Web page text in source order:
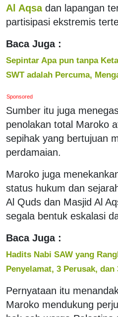
Al Aqsa dan lapangan
partisipasi ekstremis
Baca Juga :
Sepintar Apa pun tanpa
SWT adalah Percuma,
Sponsored
Sumber itu juga
penolakan total Maroko
sepihak yang bertujuan
perdamaian.
Maroko juga
status hukum dan
Al Quds dan Masjid Al
segala bentuk eskalasi
Baca Juga :
Hadits Nabi SAW yang
Penyelamat, 3 Perusak,
Pernyataan itu
Maroko mendukung